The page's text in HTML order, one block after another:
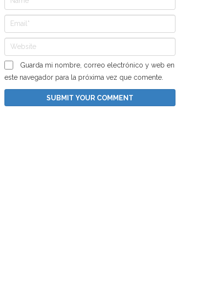
Guarda mi nombre, correo electrónico y web en
este navegador para la próxima vez que comente.